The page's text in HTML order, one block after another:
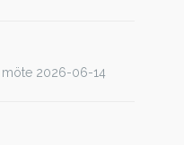
möte 2026-06-14